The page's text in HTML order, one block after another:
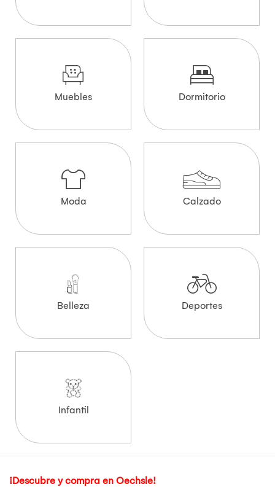
Muebles Dormitorio
Moda Calzado
Belleza Deportes
Infantil
¡Descubre y compra en Oechsle!